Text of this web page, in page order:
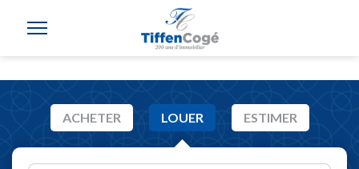
ACHETER LOUER ESTIMER